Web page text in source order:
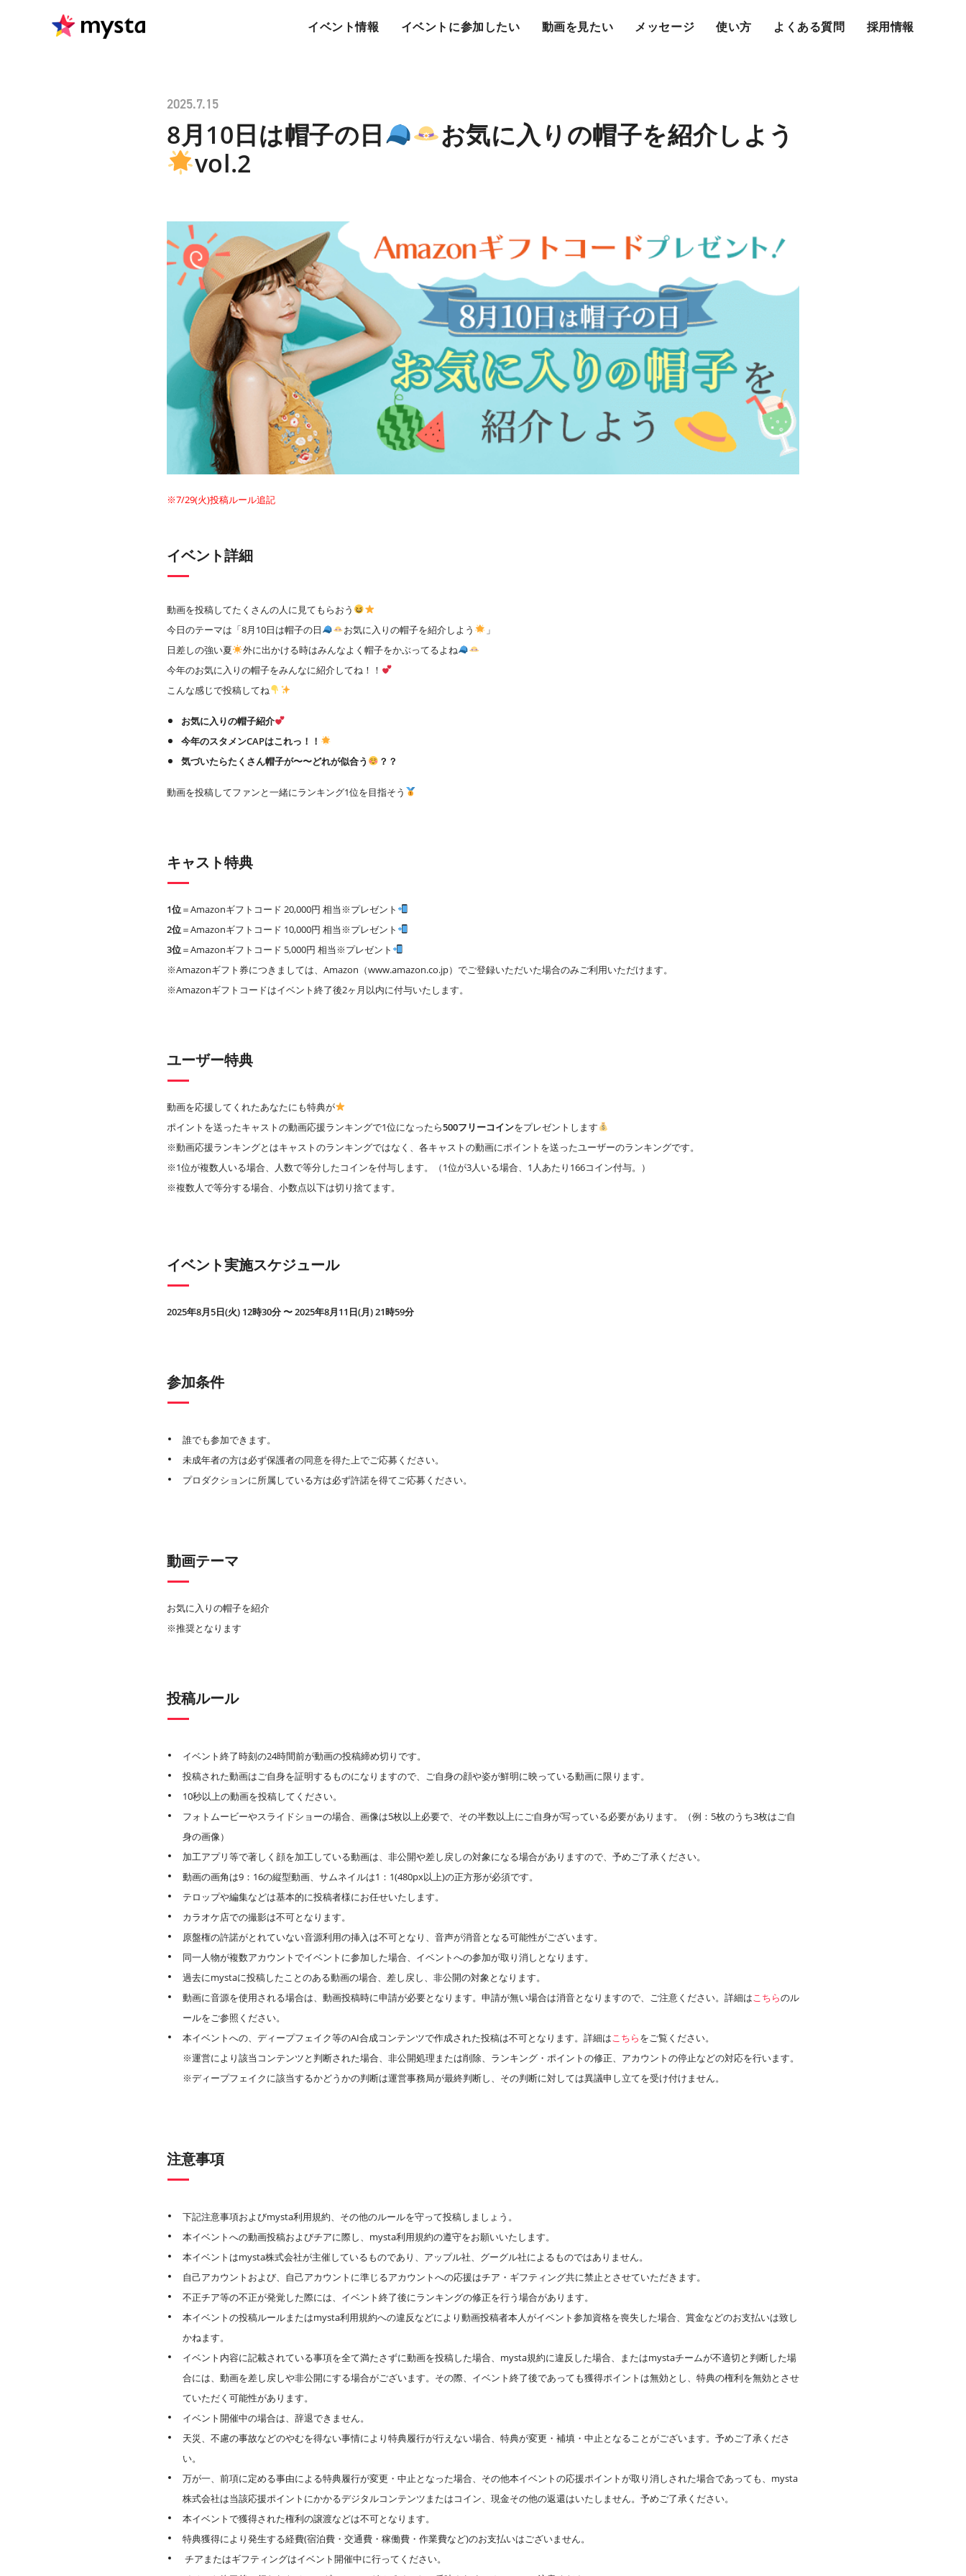
イベント情報 イベントに参加したい 動画を見たい メッセージ 使い方 よくある質問 採用情報
2025.7.15
8月10日は帽子の日
お気に入りの帽子を紹介しよう
vol.2
※7/29(火)投稿ルール追記
イベント詳細
動画を投稿してたくさんの人に見てもらおう
今日のテーマは「8月10日は帽子の日
お気に入りの帽子を紹介しよう
」
日差しの強い夏
外に出かける時はみんなよく帽子をかぶってるよね
今年のお気に入りの帽子をみんなに紹介してね！！
こんな感じで投稿してね
お気に入りの帽子紹介‪
今年のスタメンCAPはこれ‎っ！！
気づいたらたくさん帽子が〜〜どれが似合う
？？
動画を投稿してファンと一緒にランキング1位を目指そう
キャスト特典
1位＝Amazonギフトコード 20,000円 相当※プレゼント
2位＝Amazonギフトコード 10,000円 相当※プレゼント
3位＝Amazonギフトコード 5,000円 相当※プレゼント
※Amazonギフト券につきましては、Amazon（www.amazon.co.jp）でご登録いただいた場合のみご利用いただけます。
※Amazonギフトコードはイベント終了後2ヶ月以内に付与いたします。
ユーザー特典
動画を応援してくれたあなたにも特典が
ポイントを送ったキャストの動画応援ランキングで1位になったら500フリーコインをプレゼントします
※動画応援ランキングとはキャストのランキングではなく、各キャストの動画にポイントを送ったユーザーのランキングです。
※1位が複数人いる場合、人数で等分したコインを付与します。（1位が3人いる場合、1人あたり166コイン付与。）
※複数人で等分する場合、小数点以下は切り捨てます。
イベント実施スケジュール
2025年8月5日(火) 12時30分 〜 2025年8月11日(月) 21時59分
参加条件
誰でも参加できます。
未成年者の方は必ず保護者の同意を得た上でご応募ください。
プロダクションに所属している方は必ず許諾を得てご応募ください。
動画テーマ
お気に入りの帽子を紹介
※推奨となります
投稿ルール
イベント終了時刻の24時間前が動画の投稿締め切りです。
投稿された動画はご自身を証明するものになりますので、ご自身の顔や姿が鮮明に映っている動画に限ります。
10秒以上の動画を投稿してください。
フォトムービーやスライドショーの場合、画像は5枚以上必要で、その半数以上にご自身が写っている必要があります。（例：5枚のうち3枚はご自
身の画像）
加工アプリ等で著しく顔を加工している動画は、非公開や差し戻しの対象になる場合がありますので、予めご了承ください。
動画の画角は9：16の縦型動画、サムネイルは1：1(480px以上)の正方形が必須です。
テロップや編集などは基本的に投稿者様にお任せいたします。
カラオケ店での撮影は不可となります。
原盤権の許諾がとれていない音源利用の挿入は不可となり、音声が消音となる可能性がございます。
同一人物が複数アカウントでイベントに参加した場合、イベントへの参加が取り消しとなります。
過去にmystaに投稿したことのある動画の場合、差し戻し、非公開の対象となります。
動画に音源を使用される場合は、動画投稿時に申請が必要となります。申請が無い場合は消音となりますので、ご注意ください。詳細はこちらのル
ールをご参照ください。
本イベントへの、ディープフェイク等のAI合成コンテンツで作成された投稿は不可となります。詳細はこちらをご覧ください。
※運営により該当コンテンツと判断された場合、非公開処理または削除、ランキング・ポイントの修正、アカウントの停止などの対応を行います。
※ディープフェイクに該当するかどうかの判断は運営事務局が最終判断し、その判断に対しては異議申し立てを受け付けません。
注意事項
下記注意事項およびmysta利用規約、その他のルールを守って投稿しましょう。
本イベントへの動画投稿およびチアに際し、mysta利用規約の遵守をお願いいたします。
本イベントはmysta株式会社が主催しているものであり、アップル社、グーグル社によるものではありません。
自己アカウントおよび、自己アカウントに準じるアカウントへの応援はチア・ギフティング共に禁止とさせていただきます。
不正チア等の不正が発覚した際には、イベント終了後にランキングの修正を行う場合があります。
本イベントの投稿ルールまたはmysta利用規約への違反などにより動画投稿者本人がイベント参加資格を喪失した場合、賞金などのお支払いは致し
かねます。
イベント内容に記載されている事項を全て満たさずに動画を投稿した場合、mysta規約に違反した場合、またはmystaチームが不適切と判断した場
合には、動画を差し戻しや非公開にする場合がございます。その際、イベント終了後であっても獲得ポイントは無効とし、特典の権利を無効とさせ
ていただく可能性があります。
イベント開催中の場合は、辞退できません。
天災、不慮の事故などのやむを得ない事情により特典履行が行えない場合、特典が変更・補填・中止となることがございます。予めご了承くださ
い。
万が一、前項に定める事由による特典履行が変更・中止となった場合、その他本イベントの応援ポイントが取り消しされた場合であっても、mysta
株式会社は当該応援ポイントにかかるデジタルコンテンツまたはコイン、現金その他の返還はいたしません。予めご了承ください。
本イベントで獲得された権利の譲渡などは不可となります。
特典獲得により発生する経費(宿泊費・交通費・稼働費・作業費など)のお支払いはございません。
チアまたはギフティングはイベント開催中に行ってください。